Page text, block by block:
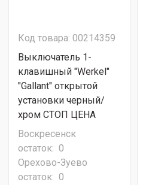
Код товара: 00214359
Выключатель 1-
клавишный "Werkel"
"Gallant" открытой
установки черный/
хром СТОП ЦЕНА
Воскресенск
остаток: 0
Орехово-Зуево
остаток: 0